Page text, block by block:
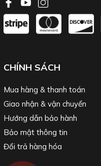
CHÍNH SÁCH
Mua hàng & thanh toán
Giao nhận & vận chuyển
Hướng dẫn bảo hành
Bảo mật thông tin
Đổi trả hàng hóa